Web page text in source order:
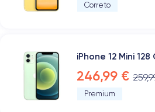
Correto
iPhone 12 Mini
246,99 €
Premium